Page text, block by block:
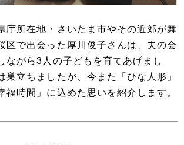
庁所在地・さいたま市やその近郊が舞
区で出会った厚川俊子さんは、夫の会
ながら3人の子どもを育てあげまし
巣立ちましたが、今また「ひな人形」
福時間」に込めた思いを紹介します。